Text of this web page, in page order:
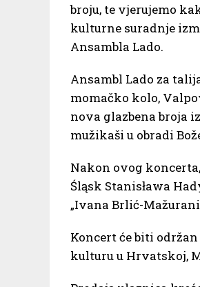
broju, te vjerujemo
kulturne suradnje
Ansambla Lado.
Ansambl Lado za
momačko kolo,
nova glazbena broja
mužikaši u obradi
Nakon ovog
Śląsk Stanisława
„Ivana Brlić-
Koncert će biti
kulturu u Hrvatskoj,